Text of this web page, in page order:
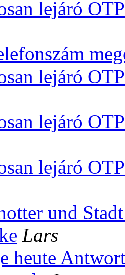
lejáró
lejáró
lejáró
lejáró
und
Lars
heute